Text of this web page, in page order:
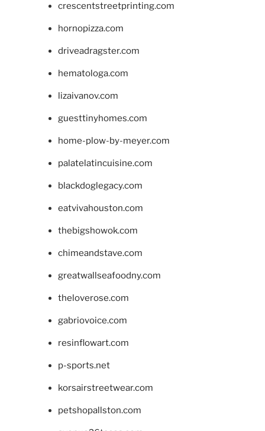
crescentstreetprinting.com
hornopizza.com
driveadragster.com
hematologa.com
lizaivanov.com
guesttinyhomes.com
home-plow-by-meyer.com
palatelatincuisine.com
blackdoglegacy.com
eatvivahouston.com
thebigshowok.com
chimeandstave.com
greatwallseafoodny.com
theloverose.com
gabriovoice.com
resinflowart.com
p-sports.net
korsairstreetwear.com
petshopallston.com